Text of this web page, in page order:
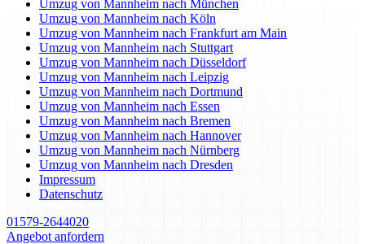
Umzug von Mannheim nach München
Umzug von Mannheim nach Köln
Umzug von Mannheim nach Frankfurt am Main
Umzug von Mannheim nach Stuttgart
Umzug von Mannheim nach Düsseldorf
Umzug von Mannheim nach Leipzig
Umzug von Mannheim nach Dortmund
Umzug von Mannheim nach Essen
Umzug von Mannheim nach Bremen
Umzug von Mannheim nach Hannover
Umzug von Mannheim nach Nürnberg
Umzug von Mannheim nach Dresden
Impressum
Datenschutz
01579-2644020
Angebot anfordern